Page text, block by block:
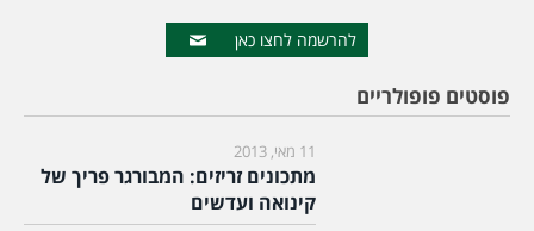
להרשמה לחצו כאן
פוסטים פופולריים
11 מאי, 2013
מתכונים זריזים: המבורגר פריך של
קינואה ועדשים